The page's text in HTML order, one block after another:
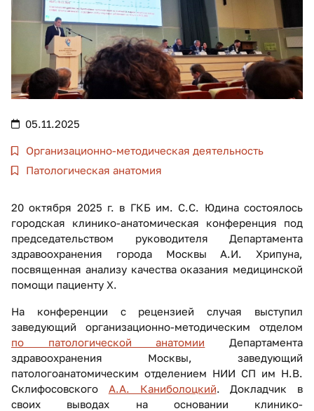
05.11.2025
Организационно-методическая деятельность
Патологическая анатомия
20 октября 2025 г. в ГКБ им. С.С. Юдина состоялось
городская клинико-анатомическая конференция под
председательством руководителя Департамента
здравоохранения города Москвы А.И. Хрипуна,
посвященная анализу качества оказания медицинской
помощи пациенту Х.
На конференции с рецензией случая выступил
заведующий организационно-методическим отделом
по патологической анатомии Департамента
здравоохранения Москвы, заведующий
патологоанатомическим отделением НИИ СП им Н.В.
Склифосовского А.А. Каниболоцкий . Докладчик в
своих выводах на основании клинико-